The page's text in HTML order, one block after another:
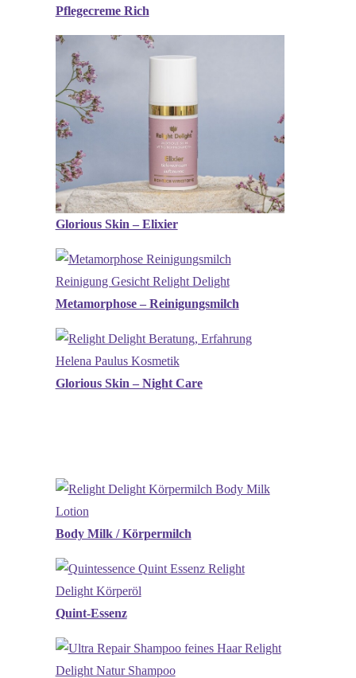
Pflegecreme Rich
Glorious Skin – Elixier
Metamorphose – Reinigungsmilch
Glorious Skin – Night Care
Body Milk / Körpermilch
Quint-Essenz